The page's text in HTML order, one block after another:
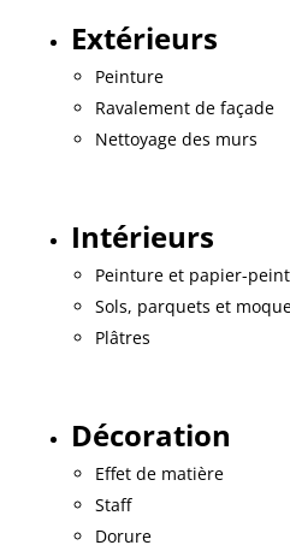
Extérieurs
Peinture
Ravalement de façade
Nettoyage des murs
Intérieurs
Peinture et papier-peint
Sols, parquets et
Plâtres
Décoration
Effet de matière
Staff
Dorure